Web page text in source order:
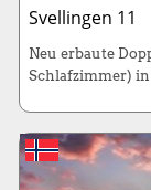
Svellingen 11
Neu erbaute
Schlafzimmer)